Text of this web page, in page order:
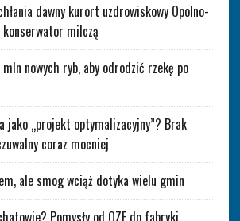
dawny kurort uzdrowiskowy Opolno-
milczą
nowych ryb, aby odrodzić rzekę po
jako „projekt optymalizacyjny”? Brak
coraz mocniej
ale smog wciąż dotyka wielu gmin
Pomysły od OZE do fabryki